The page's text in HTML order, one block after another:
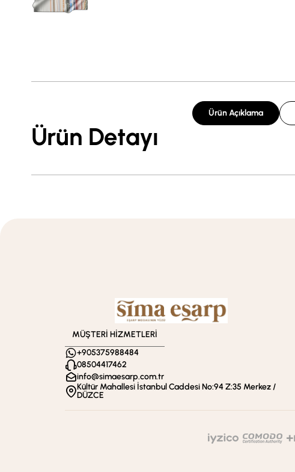
Ürün Açıklama
Ürün Detayı
MÜŞTERİ HİZMETLERİ
+905375988484
08504417462
info@simaesarp.com.tr
Kültür Mahallesi İstanbul Caddesi No:94 Z:35 Merkez /
DÜZCE